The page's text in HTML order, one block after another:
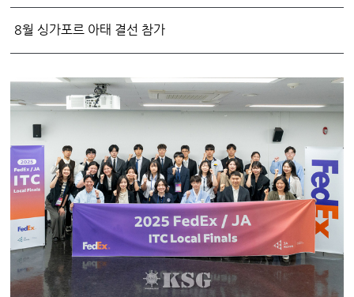
8월 싱가포르 아태 결선 참가